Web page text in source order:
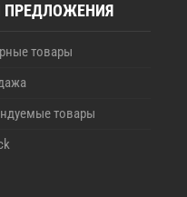
товары
товары